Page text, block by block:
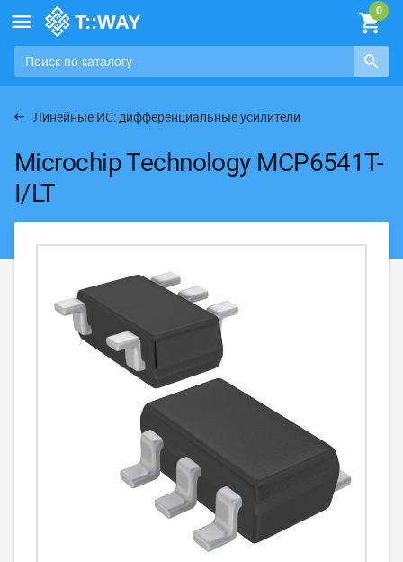

Линейные ИС: дифференциальные усилители
Microchip Technology MCP6541T-
I/LT